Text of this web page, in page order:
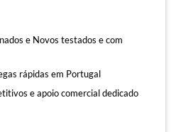
e Novos testados e com
rápidas em Portugal
e apoio comercial dedicado